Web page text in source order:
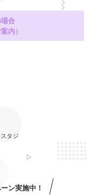
合
内）
タジ
ン実施中！